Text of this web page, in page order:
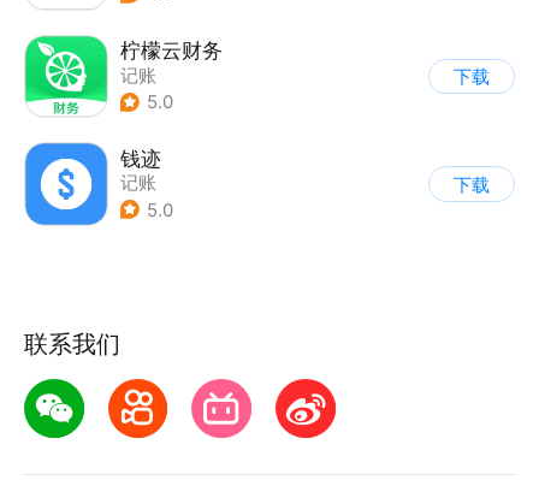
柠檬云财务
记账
5.0
下载
钱迹
记账
5.0
下载
联系我们